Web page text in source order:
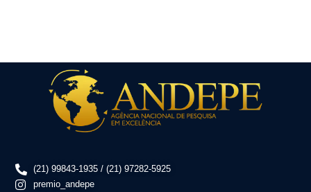
(21) 99843-1935 / (21) 97282-5925
premio_andepe